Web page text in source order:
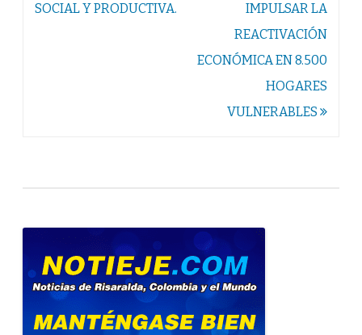
SOCIAL Y PRODUCTIVA.
IMPULSAR LA
REACTIVACIÓN
ECONÓMICA EN 8.500
HOGARES
VULNERABLES